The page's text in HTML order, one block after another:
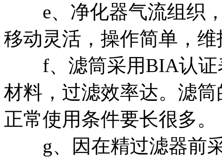
e、净化器气流组织，
移动灵活，操作简单，
f、滤筒采用BIA认证
材料，过滤效率达。滤
正常使用条件要长很多。
g、因在精过滤器前